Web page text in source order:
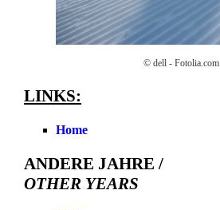
© dell - Fotolia.com
LINKS:
Home
ANDERE JAHRE /
OTHER YEARS